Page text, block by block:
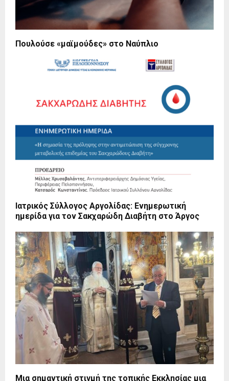
Πουλούσε «μαϊμούδες» στο Ναύπλιο
Ιατρικός Σύλλογος Αργολίδας: Ενημερωτική
ημερίδα για τον Σακχαρώδη Διαβήτη στο Άργος
Μια σημαντική στιγμή της τοπικής Εκκλησίας μια